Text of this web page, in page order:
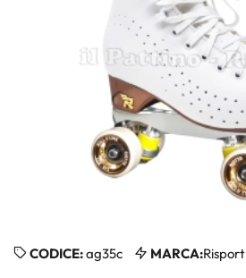
CODICE:ag35c MARCA:Risport